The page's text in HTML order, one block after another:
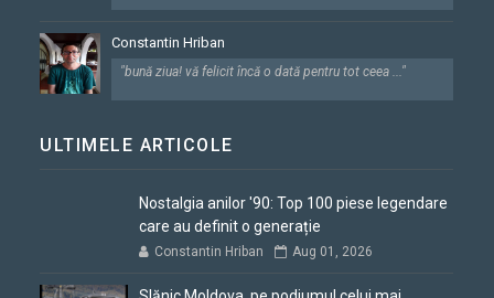
Constantin Hriban
"bună ziua! vă felicit încă o dată pentru tot ceea ..."
ULTIMELE ARTICOLE
Nostalgia anilor '90: Top 100 piese legendare
care au definit o generație
Constantin Hriban Aug 01, 2026